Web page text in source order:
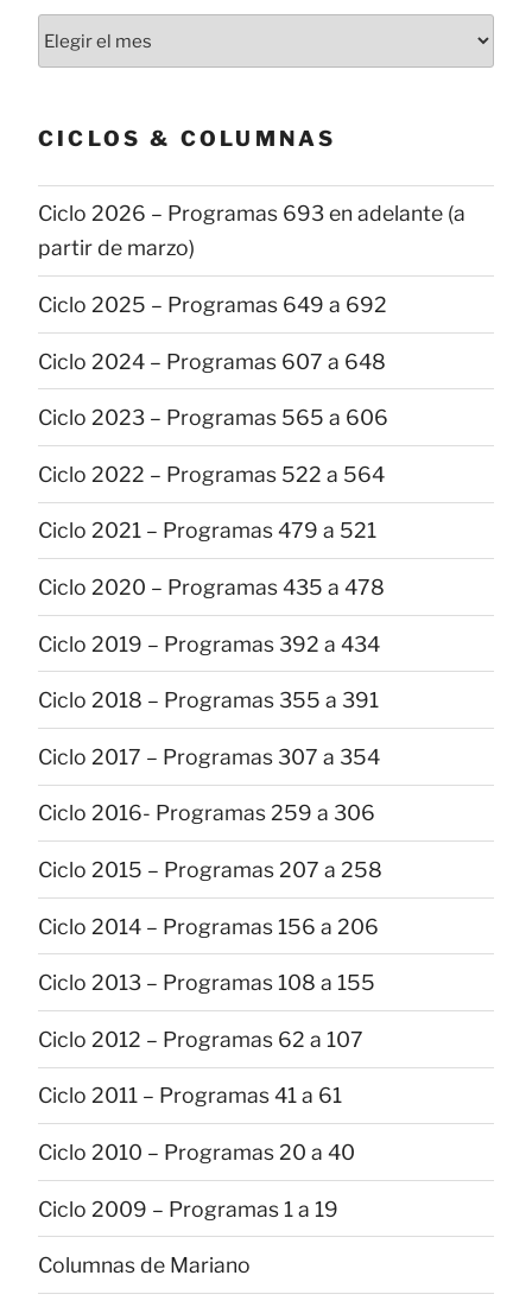
Todas
las
CICLOS & COLUMNAS
Ciclo 2026 – Programas 693 en adelante (a
partir de marzo)
Ciclo 2025 – Programas 649 a 692
Ciclo 2024 – Programas 607 a 648
Ciclo 2023 – Programas 565 a 606
Ciclo 2022 – Programas 522 a 564
Ciclo 2021 – Programas 479 a 521
Ciclo 2020 – Programas 435 a 478
Ciclo 2019 – Programas 392 a 434
Ciclo 2018 – Programas 355 a 391
Ciclo 2017 – Programas 307 a 354
Ciclo 2016- Programas 259 a 306
Ciclo 2015 – Programas 207 a 258
Ciclo 2014 – Programas 156 a 206
Ciclo 2013 – Programas 108 a 155
Ciclo 2012 – Programas 62 a 107
Ciclo 2011 – Programas 41 a 61
Ciclo 2010 – Programas 20 a 40
Ciclo 2009 – Programas 1 a 19
Columnas de Mariano